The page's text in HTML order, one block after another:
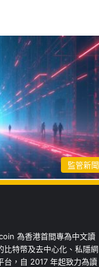
監管新聞
為香港首間專為中文讀
比特幣及去中心化、私隱網
台，自 2017 年起致力為讀